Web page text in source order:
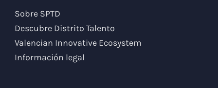
Sobre SPTD
Descubre Distrito Talento
Valencian Innovative Ecosystem
Información legal